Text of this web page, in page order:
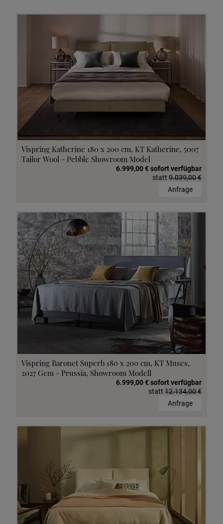
Vispring Katherine 180 x 200 cm, KT Katherine, 5007
Tailor Wool - Pebble Showroom Model
6.999,00 € sofort verfügbar
statt 9.039,00 €
Anfrage
Vispring Baronet Superb 180 x 200 cm, KT Muses,
2027 Gem - Prussia, Showroom Modell
6.999,00 € sofort verfügbar
statt 12.134,00 €
Anfrage